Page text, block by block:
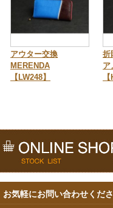
アウター交換
MERENDA
【LW248】
折
ア
お気軽にお問い合わせくだ